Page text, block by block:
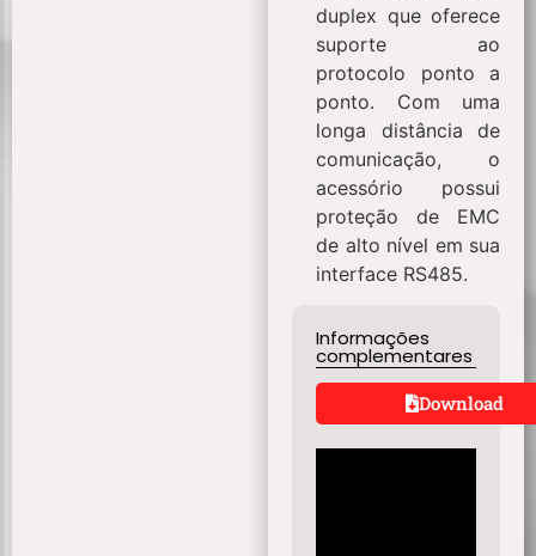
duplex que oferece
suporte ao
protocolo ponto a
ponto. Com uma
longa distância de
comunicação, o
acessório possui
proteção de EMC
de alto nível em sua
interface RS485.
Informações
complementares
Download